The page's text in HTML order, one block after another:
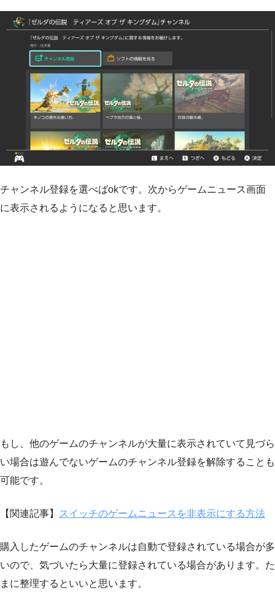
チャンネル登録を選べばokです。次からゲームニュース画面
に表示されるようになると思います。
もし、他のゲームのチャンネルが大量に表示されていて見づら
い場合は遊んでないゲームのチャンネル登録を解除することも
可能です。
【関連記事】 スイッチのゲームニュースを非表示にする方法
購入したゲームのチャンネルは自動で登録されている場合が多
いので、気づいたら大量に登録されている場合があります。た
まに整理するといいと思います。